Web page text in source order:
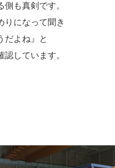
も真剣です。
りになって聞き
だよね』と
しています。